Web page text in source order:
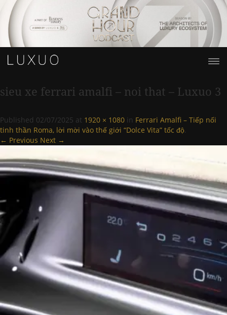
sieu xe ferrari amalfi – noi that – Luxuo 3
Published 02/07/2025 at 1920 × 1080 in Ferrari Amalfi – Tiếp nối
tinh thần Roma, lời mời vào thế giới “Dolce Vita” tốc độ.
← Previous Next →